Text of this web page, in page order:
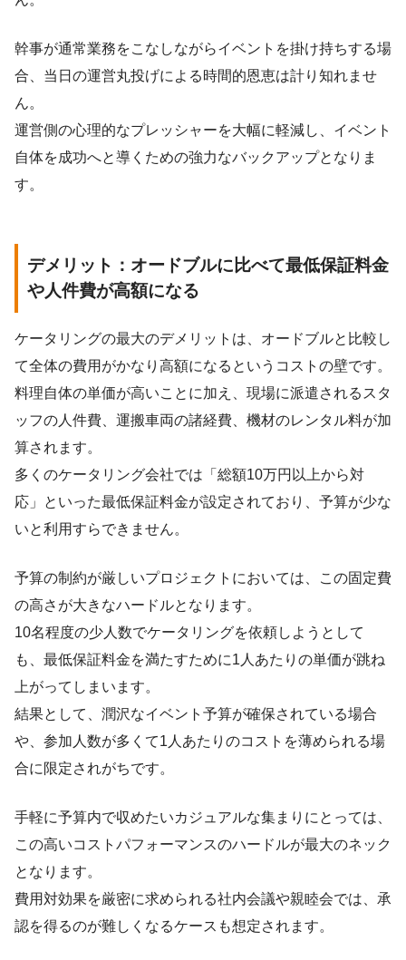
幹事が通常業務をこなしながらイベントを掛け持ちする場
合、当日の運営丸投げによる時間的恩恵は計り知れませ
ん。
運営側の心理的なプレッシャーを大幅に軽減し、イベント
自体を成功へと導くための強力なバックアップとなりま
す。
デメリット：オードブルに比べて最低保証料金
や人件費が高額になる
ケータリングの最大のデメリットは、オードブルと比較し
て全体の費用がかなり高額になるというコストの壁です。
料理自体の単価が高いことに加え、現場に派遣されるスタ
ッフの人件費、運搬車両の諸経費、機材のレンタル料が加
算されます。
多くのケータリング会社では「総額10万円以上から対
応」といった最低保証料金が設定されており、予算が少な
いと利用すらできません。
予算の制約が厳しいプロジェクトにおいては、この固定費
の高さが大きなハードルとなります。
10名程度の少人数でケータリングを依頼しようとして
も、最低保証料金を満たすために1人あたりの単価が跳ね
上がってしまいます。
結果として、潤沢なイベント予算が確保されている場合
や、参加人数が多くて1人あたりのコストを薄められる場
合に限定されがちです。
手軽に予算内で収めたいカジュアルな集まりにとっては、
この高いコストパフォーマンスのハードルが最大のネック
となります。
費用対効果を厳密に求められる社内会議や親睦会では、承
認を得るのが難しくなるケースも想定されます。